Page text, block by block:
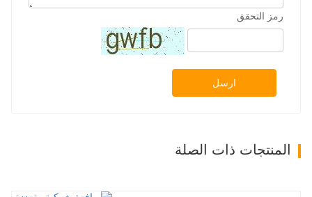
رمز التحقق
ارسل
المنتجات ذات الصلة